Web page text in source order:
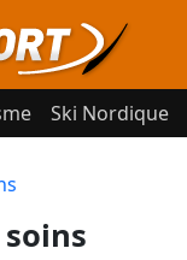
Ski Nordique